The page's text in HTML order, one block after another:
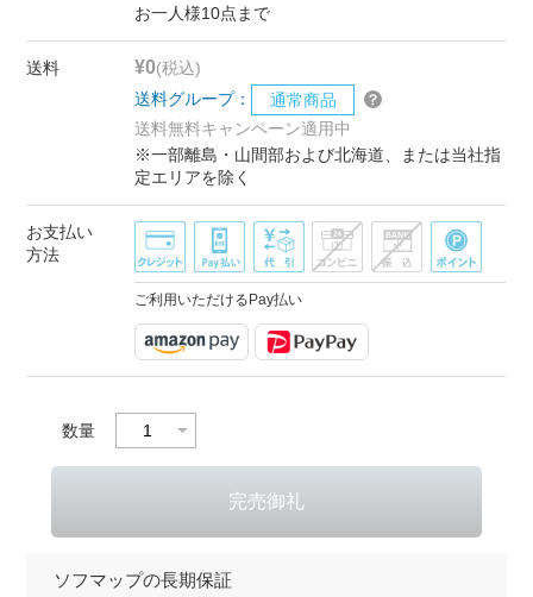
お一人様10点まで
送料 ¥0(税込)
送料グループ：
通常商品
送料無料キャンペーン適用中
※一部離島・山間部および北海道、または当社指
定エリアを除く
お支払い
方法
ご利用いただけるPay払い
数量
ソフマップの長期保証